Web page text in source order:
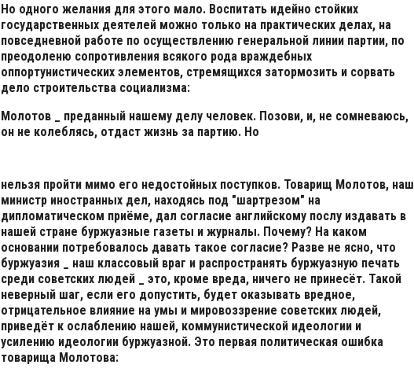
Но одного желания для этого мало. Воспитать идейно стойких
государственных деятелей можно только на практических делах, на
повседневной работе по осуществлению генеральной линии партии, по
преодоленю сопротивления всякого рода враждебных
оппортунистических элементов, стремящихся затормозить и сорвать
дело строительства социализма:
Молотов _ преданный нашему делу человек. Позови, и, не сомневаюсь,
он не колеблясь, отдаст жизнь за партию. Но
нельзя пройти мимо его недостойных поступков. Товарищ Молотов, наш
министр иностранных дел, находясь под "шартрезом" на
дипломатическом приёме, дал согласие английскому послу издавать в
нашей стране буржуазные газеты и журналы. Почему? На каком
основании потребовалось давать такое согласие? Разве не ясно, что
буржуазия _ наш классовый враг и распространять буржуазную печать
среди советских людей _ это, кроме вреда, ничего не принесёт. Такой
неверный шаг, если его допустить, будет оказывать вредное,
отрицательное влияние на умы и мировоззрение советских людей,
приведёт к ослаблению нашей, коммунистической идеологии и
усилению идеологии буржуазной. Это первая политическая ошибка
товарища Молотова: